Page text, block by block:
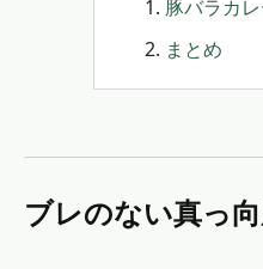
豚バラカ
まとめ
ブレのない真っ